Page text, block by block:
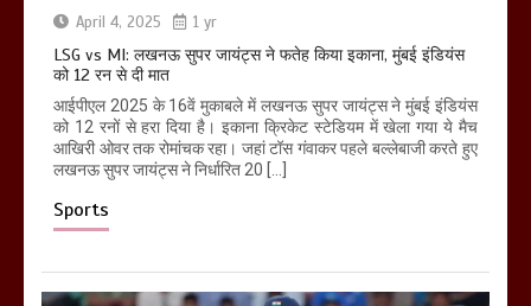
April 4, 2025 1 yr
LSG vs MI: लखनऊ सुपर जायंट्स ने फतेह किया इकाना, मुंबई इंडियंस
को 12 रन से दी मात
आईपीएल 2025 के 16वें मुकाबले में लखनऊ सुपर जायंट्स ने मुंबई इंडियंस
को 12 रनों से हरा दिया है। इकाना क्रिकेट स्टेडियम में खेला गया ये मैच
आखिरी ओवर तक रोमांचक रहा। जहां टॉस गंवाकर पहले बल्लेबाजी करते हुए
लखनऊ सुपर जायंट्स ने निर्धारित 20 […]
Sports